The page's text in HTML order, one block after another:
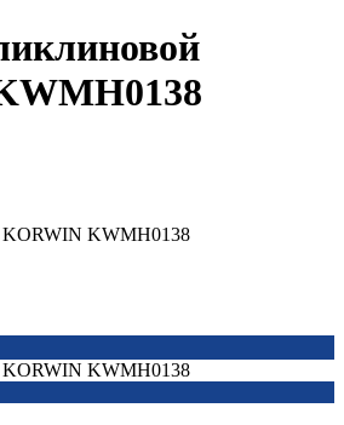
KORWIN KWMH0138
KORWIN KWMH0138